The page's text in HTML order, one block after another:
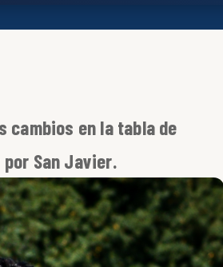
cambios en la tabla de
San Javier.